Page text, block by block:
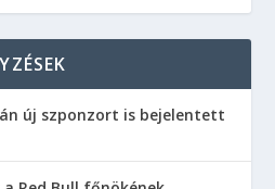
új szponzort is bejelentett